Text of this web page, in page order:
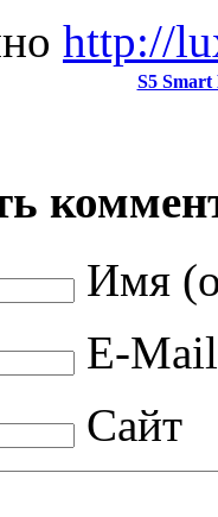
http://
S5 Smart
Имя
E-Mail
Сайт